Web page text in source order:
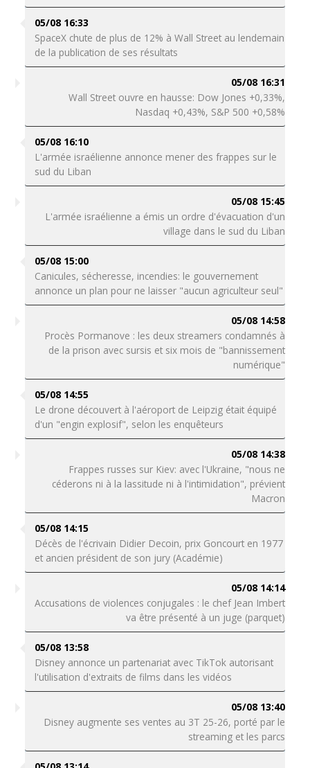
05/08 16:33
SpaceX chute de plus de 12% à Wall Street au lendemain
de la publication de ses résultats
05/08 16:31
Wall Street ouvre en hausse: Dow Jones +0,33%,
Nasdaq +0,43%, S&P 500 +0,58%
05/08 16:10
L'armée israélienne annonce mener des frappes sur le
sud du Liban
05/08 15:45
L'armée israélienne a émis un ordre d'évacuation d'un
village dans le sud du Liban
05/08 15:00
Canicules, sécheresse, incendies: le gouvernement
annonce un plan pour ne laisser "aucun agriculteur seul"
05/08 14:58
Procès Pormanove : les deux streamers condamnés à
de la prison avec sursis et six mois de "bannissement
numérique"
05/08 14:55
Le drone découvert à l'aéroport de Leipzig était équipé
d'un "engin explosif", selon les enquêteurs
05/08 14:38
Frappes russes sur Kiev: avec l'Ukraine, "nous ne
céderons ni à la lassitude ni à l'intimidation", prévient
Macron
05/08 14:15
Décès de l'écrivain Didier Decoin, prix Goncourt en 1977
et ancien président de son jury (Académie)
05/08 14:14
Accusations de violences conjugales : le chef Jean Imbert
va être présenté à un juge (parquet)
05/08 13:58
Disney annonce un partenariat avec TikTok autorisant
l'utilisation d'extraits de films dans les vidéos
05/08 13:40
Disney augmente ses ventes au 3T 25-26, porté par le
streaming et les parcs